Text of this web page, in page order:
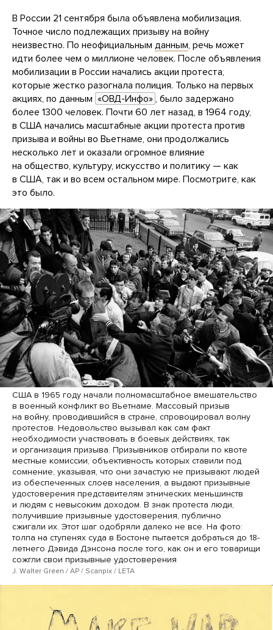
В России 21 сентября была объявлена мобилизация.
Точное число подлежащих призыву на войну
неизвестно. По неофициальным данным, речь может
идти более чем о миллионе человек. После объявления
мобилизации в России начались акции протеста,
которые жестко разогнала полиция. Только на первых
акциях, по данным «ОВД-Инфо» , было задержано
более 1300 человек. Почти 60 лет назад, в 1964 году,
в США начались масштабные акции протеста против
призыва и войны во Вьетнаме, они продолжались
несколько лет и оказали огромное влияние
на общество, культуру, искусство и политику — как
в США, так и во всем остальном мире. Посмотрите, как
это было.
США в 1965 году начали полномасштабное вмешательство
в военный конфликт во Вьетнаме. Массовый призыв
на войну, проводившийся в стране, спровоцировал волну
протестов. Недовольство вызывал как сам факт
необходимости участвовать в боевых действиях, так
и организация призыва. Призывников отбирали по квоте
местные комиссии, объективность которых ставили под
сомнение, указывая, что они зачастую не призывают людей
из обеспеченных слоев населения, а выдают призывные
удостоверения представителям этнических меньшинств
и людям с невысоким доходом. В знак протеста люди,
получившие призывные удостоверения, публично
сжигали их. Этот шаг одобряли далеко не все. На фото:
толпа на ступенях суда в Бостоне пытается добраться до 18-
летнего Дэвида Дэнсона после того, как он и его товарищи
сожгли свои призывные удостоверения
J. Walter Green / AP / Scanpix / LETA